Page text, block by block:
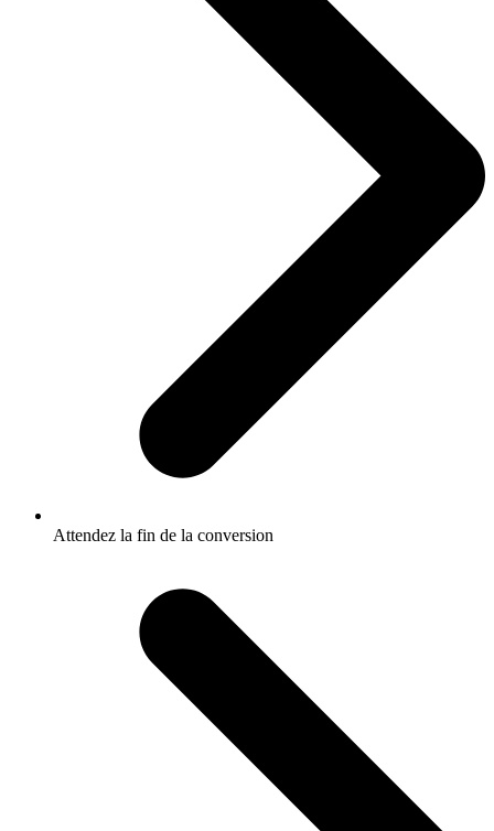
Attendez la fin de la conversion